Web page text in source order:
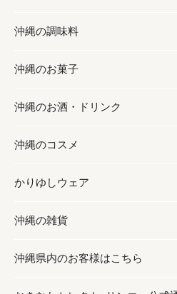
フルーツ・野菜
お肉
海産物
加工食品
缶詰／パウチ
沖縄料理
沖縄そば／乾麺
レトルト食品
乾物／粉類
沖縄の調味料
調味料
砂糖／黒砂糖
塩
お酢／ドレッシング
しょうゆ
みそ
沖縄のお菓子
お菓子
黒糖
ちんすこう
伝統菓子
スナック
沖縄のお酒・ドリンク
お酒・ドリンク
泡盛
ビール・チューハイ
ワイン・ウィスキー・カクテル
沖縄のコスメ
コスメ
スキンケア
ボディケア
かりゆしウェア
かりゆしウェア
メンズ
沖縄の雑貨
雑貨
沖縄県内のお客様はこちら